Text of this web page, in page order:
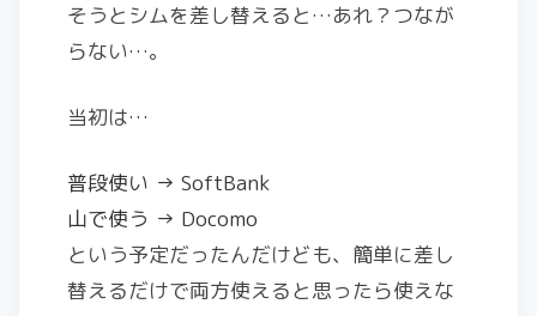
そうとシムを差し替えると…あれ？つなが
らない…。
当初は…
普段使い → SoftBank
山で使う → Docomo
という予定だったんだけども、簡単に差し
替えるだけで両方使えると思ったら使えな